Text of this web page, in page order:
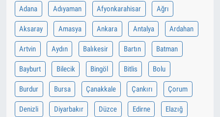
Adana Adıyaman Afyonkarahisar Ağrı
Aksaray Amasya Ankara Antalya Ardahan
Artvin Aydın Balıkesir Bartın Batman
Bayburt Bilecik Bingöl Bitlis Bolu
Burdur Bursa Çanakkale Çankırı Çorum
Denizli Diyarbakır Düzce Edirne Elazığ